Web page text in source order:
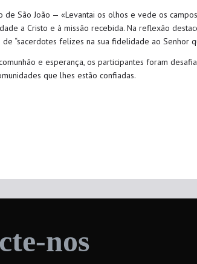
São João — «Levantai os olhos e vede os
a Cristo e à missão recebida. Na reflexão
“sacerdotes felizes na sua fidelidade ao Senhor
e esperança, os participantes foram
que lhes estão confiadas.
nos